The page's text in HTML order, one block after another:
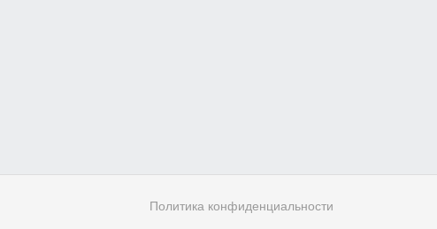
Политика конфиденциальности